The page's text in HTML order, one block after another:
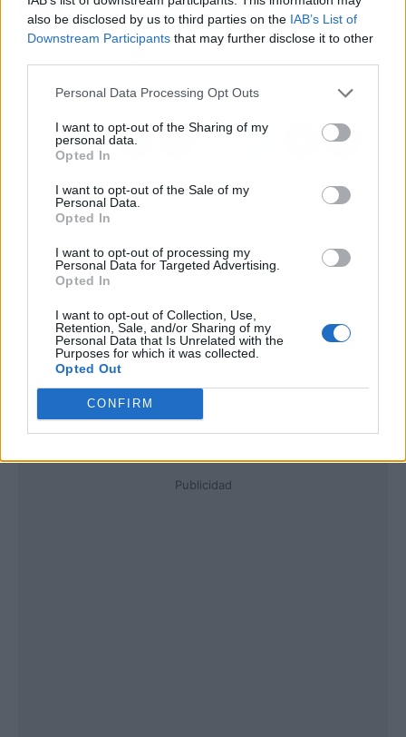
also be disclosed by us to third parties on the IAB’s List of
Downstream Participants that may further disclose it to other
Personal Data Processing Opt Outs
I want to opt-out of the Sharing of my
personal data.
Opted In
I want to opt-out of the Sale of my
Personal Data.
Opted In
I want to opt-out of processing my
Personal Data for Targeted Advertising.
Opted In
I want to opt-out of Collection, Use,
Retention, Sale, and/or Sharing of my
Personal Data that Is Unrelated with the
Purposes for which it was collected.
Opted Out
CONFIRM
Pérez coinciden en que
Marta Peñate es la justa
bilbaína herida en un
atentado en Afganistán
Publicidad